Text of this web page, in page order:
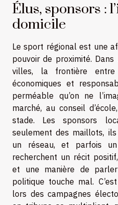
Élus, sponsors :
domicile
Le sport régional est une
pouvoir de proximité.
villes, la frontière entre
économiques et
perméable qu’on ne
marché, au conseil
stade. Les sponsors
seulement des maillots,
un réseau, et parfois
recherchent un récit
et une manière de
politique touche mal.
lors des campagnes